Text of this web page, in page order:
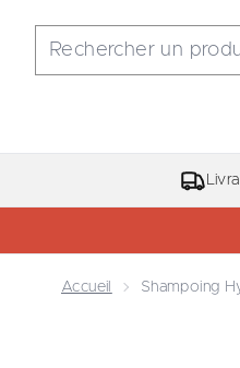
Accueil Shampoing
Now showing image